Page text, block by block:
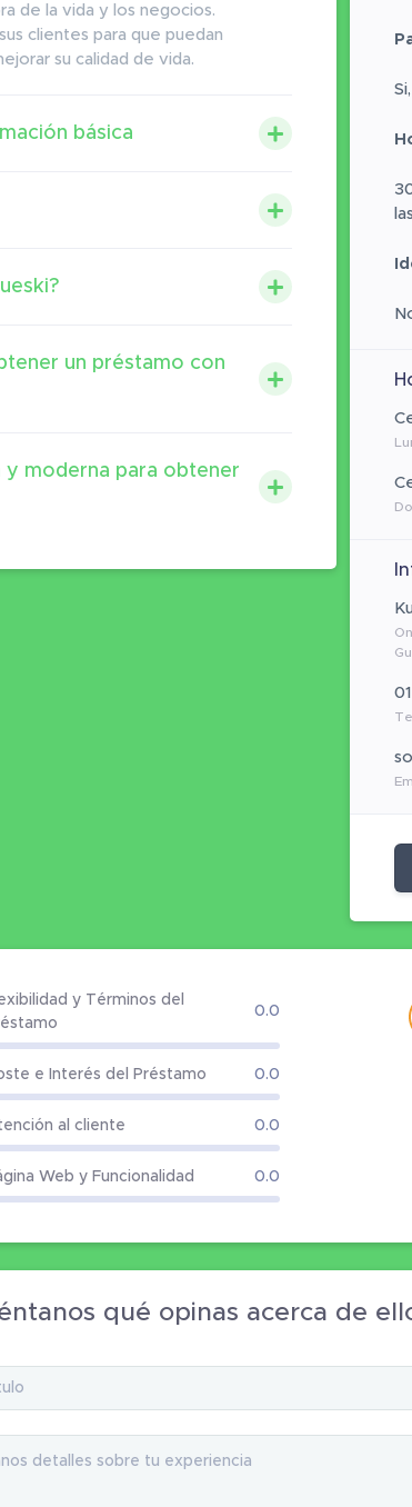
de la vida y los negocios.
clientes para que puedan
su calidad de vida.
básica
un préstamo con
y moderna para obtener
y Términos del
0.0
e Interés del Préstamo 0.0
al cliente 0.0
Web y Funcionalidad 0.0
qué opinas acerca de